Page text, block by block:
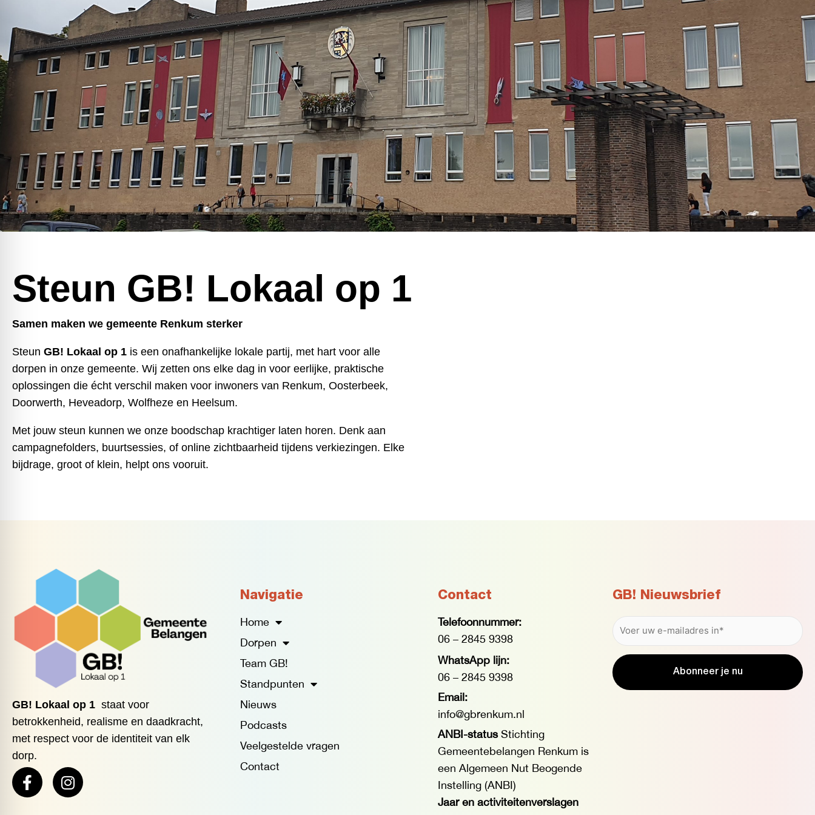
Steun GB! Lokaal op 1
Samen maken we gemeente Renkum sterker
Steun GB! Lokaal op 1 is een onafhankelijke lokale partij, met hart voor alle
dorpen in onze gemeente. Wij zetten ons elke dag in voor eerlijke, praktische
oplossingen die écht verschil maken voor inwoners van Renkum, Oosterbeek,
Doorwerth, Heveadorp, Wolfheze en Heelsum.
Met jouw steun kunnen we onze boodschap krachtiger laten horen. Denk aan
campagnefolders, buurtsessies, of online zichtbaarheid tijdens verkiezingen. Elke
bijdrage, groot of klein, helpt ons vooruit.
GB! Lokaal op 1 staat voor
betrokkenheid, realisme en daadkracht,
met respect voor de identiteit van elk
dorp.
F
a
I
n
Navigatie
Home
Dorpen
Team GB!
Standpunten
Nieuws
Podcasts
Veelgestelde vragen
Contact
Contact
Telefoonnummer:
06 – 2845 9398
WhatsApp lijn:
06 – 2845 9398
Email:
info@gbrenkum.nl
ANBI-statusStichting
Gemeentebelangen Renkum is
een Algemeen Nut Beogende
Instelling (ANBI)
Jaar en activiteitenverslagen
GB! Nieuwsbrief